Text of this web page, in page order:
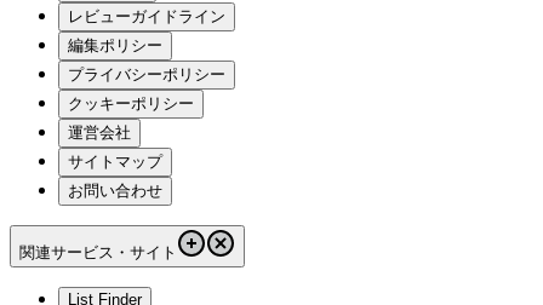
レビューガイドライン
編集ポリシー
プライバシーポリシー
クッキーポリシー
運営会社
サイトマップ
お問い合わせ
関連サービス・サイト
List Finder